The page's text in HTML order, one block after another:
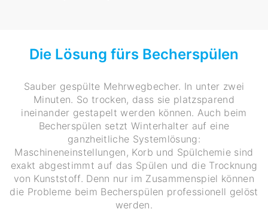
Die Lösung fürs Becherspülen
Sauber gespülte Mehrwegbecher. In unter zwei
Minuten. So trocken, dass sie platzsparend
ineinander gestapelt werden können. Auch beim
Becherspülen setzt Winterhalter auf eine
ganzheitliche Systemlösung:
Maschineneinstellungen, Korb und Spülchemie sind
exakt abgestimmt auf das Spülen und die Trocknung
von Kunststoff. Denn nur im Zusammenspiel können
die Probleme beim Becherspülen professionell gelöst
werden.